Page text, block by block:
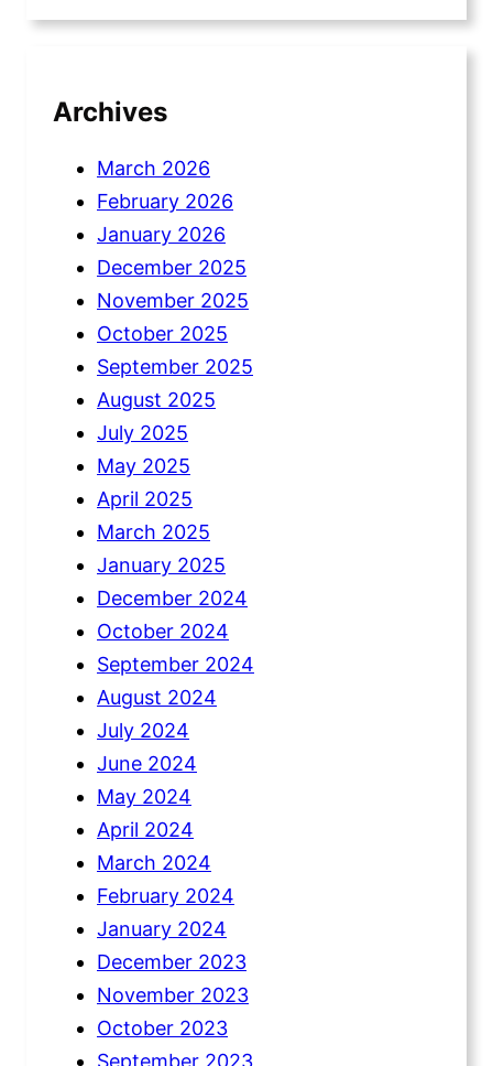
Archives
March 2026
February 2026
January 2026
December 2025
November 2025
October 2025
September 2025
August 2025
July 2025
May 2025
April 2025
March 2025
January 2025
December 2024
October 2024
September 2024
August 2024
July 2024
June 2024
May 2024
April 2024
March 2024
February 2024
January 2024
December 2023
November 2023
October 2023
September 2023